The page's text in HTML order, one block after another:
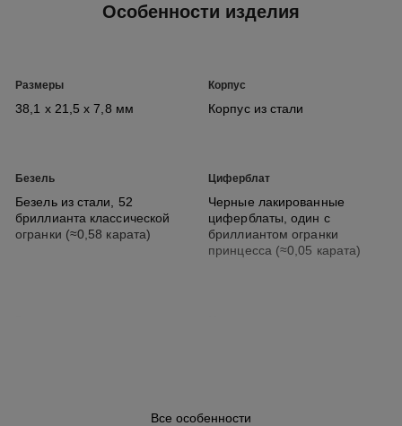
Особенности изделия
Размеры
38,1 x 21,5 x 7,8 мм
Корпус
Корпус из стали
Безель
Безель из стали, 52
бриллианта классической
огранки (≈0,58 карата)
Циферблат
Черные лакированные
циферблаты, один с
бриллиантом огранки
принцесса (≈0,05 карата)
Все особенности